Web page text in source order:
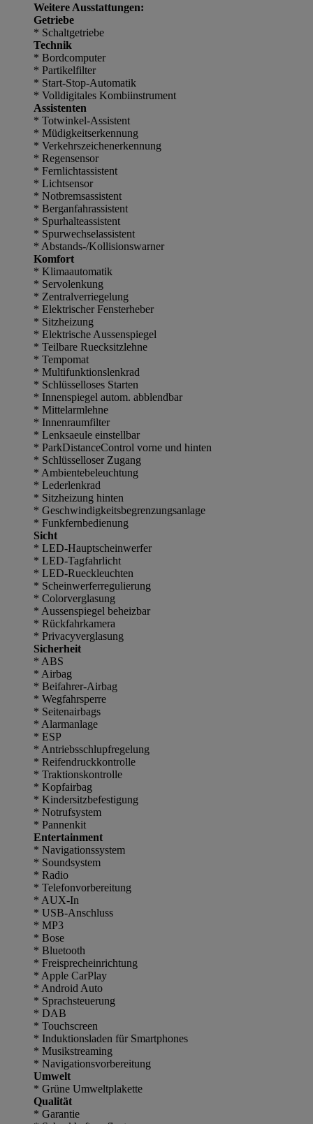
Weitere Ausstattungen:
Getriebe
* Schaltgetriebe
Technik
* Bordcomputer
* Partikelfilter
* Start-Stop-Automatik
* Volldigitales Kombiinstrument
Assistenten
* Totwinkel-Assistent
* Müdigkeitserkennung
* Verkehrszeichenerkennung
* Regensensor
* Fernlichtassistent
* Lichtsensor
* Notbremsassistent
* Berganfahrassistent
* Spurhalteassistent
* Spurwechselassistent
* Abstands-/Kollisionswarner
Komfort
* Klimaautomatik
* Servolenkung
* Zentralverriegelung
* Elektrischer Fensterheber
* Sitzheizung
* Elektrische Aussenspiegel
* Teilbare Ruecksitzlehne
* Tempomat
* Multifunktionslenkrad
* Schlüsselloses Starten
* Innenspiegel autom. abblendbar
* Mittelarmlehne
* Innenraumfilter
* Lenksaeule einstellbar
* ParkDistanceControl vorne und hinten
* Schlüsselloser Zugang
* Ambientebeleuchtung
* Lederlenkrad
* Sitzheizung hinten
* Geschwindigkeitsbegrenzungsanlage
* Funkfernbedienung
Sicht
* LED-Hauptscheinwerfer
* LED-Tagfahrlicht
* LED-Rueckleuchten
* Scheinwerferregulierung
* Colorverglasung
* Aussenspiegel beheizbar
* Rückfahrkamera
* Privacyverglasung
Sicherheit
* ABS
* Airbag
* Beifahrer-Airbag
* Wegfahrsperre
* Seitenairbags
* Alarmanlage
* ESP
* Antriebsschlupfregelung
* Reifendruckkontrolle
* Traktionskontrolle
* Kopfairbag
* Kindersitzbefestigung
* Notrufsystem
* Pannenkit
Entertainment
* Navigationssystem
* Soundsystem
* Radio
* Telefonvorbereitung
* AUX-In
* USB-Anschluss
* MP3
* Bose
* Bluetooth
* Freisprecheinrichtung
* Apple CarPlay
* Android Auto
* Sprachsteuerung
* DAB
* Touchscreen
* Induktionsladen für Smartphones
* Musikstreaming
* Navigationsvorbereitung
Umwelt
* Grüne Umweltplakette
Qualität
* Garantie